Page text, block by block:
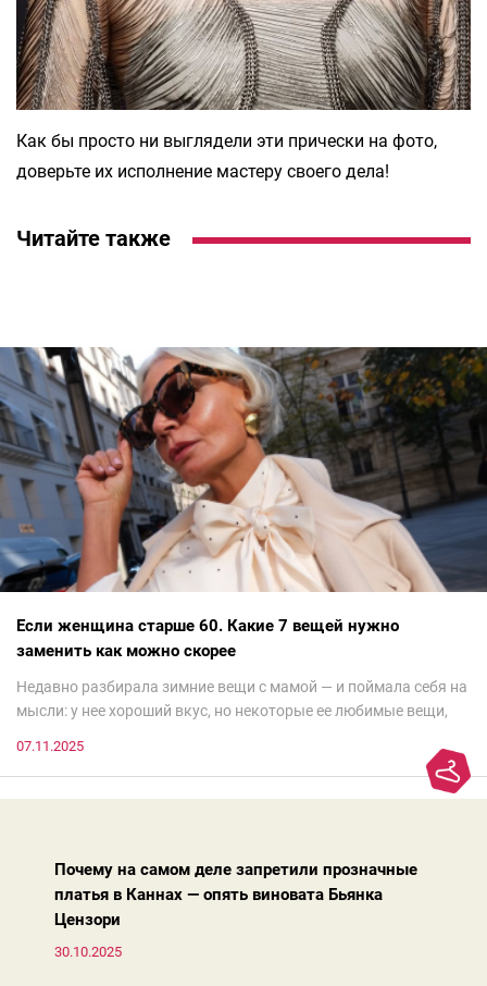
Как бы просто ни выглядели эти прически на фото,
доверьте их исполнение мастеру своего дела!
Читайте также
Если женщина старше 60. Какие 7 вещей нужно
заменить как можно скорее
Недавно разбирала зимние вещи с мамой — и поймала себя на
мысли: у нее хороший вкус, но некоторые ее любимые вещи,
добавляют ей лет.И проблема не в том, что они вышли из
моды. Вовсе нет.Проблема в том, что сама мода сделала шаг
07.11.2025
Почему на самом деле запретили прозначные
платья в Каннах — опять виновата Бьянка
Цензори
30.10.2025